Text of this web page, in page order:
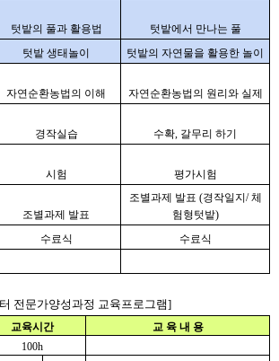
텃밭의 풀과 활용법
텃밭에서 만나는 풀
텃밭 생태놀이 텃밭의 자연물을 활용한 놀이
자연순환농법의 이해 자연순환농법의 원리와 실제
경작실습 수확, 갈무리 하기
시험 평가시험
조별과제 발표
조별과제 발표 (경작일지/ 체
험형텃밭)
수료식
수료식
전문가양성과정 교육프로그램]
교육시간
교 육 내 용
100h